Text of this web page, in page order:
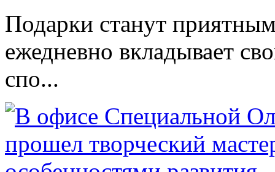
Подарки станут
ежедневно вкладывает
спо...